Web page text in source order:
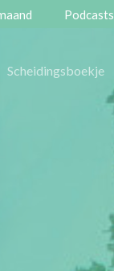
Podcasts
Scheidingsboekje